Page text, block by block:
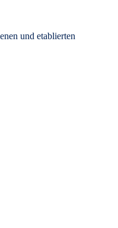
und etablierten